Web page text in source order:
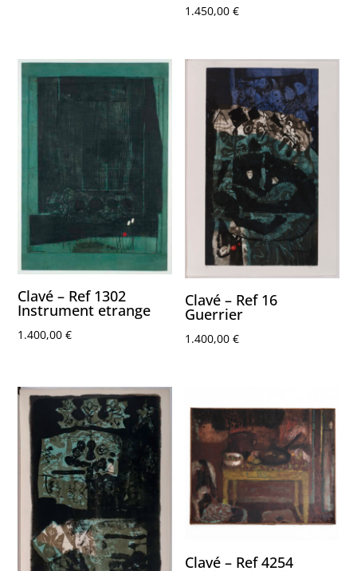
1.450,00€
Clavé – Ref 1302
Instrument etrange
1.400,00€
Clavé – Ref 16
Guerrier
1.400,00€
Clavé – Ref 4254